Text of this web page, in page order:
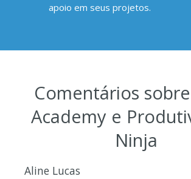
apoio em seus projetos.
Comentários
Academy e
Ninja
Aline Lucas